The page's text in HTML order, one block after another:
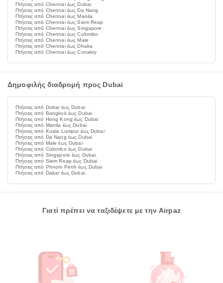
Πτήσεις από Chennai έως Dubai
Πτήσεις από Chennai έως Da Nang
Πτήσεις από Chennai έως Manila
Πτήσεις από Chennai έως Siem Reap
Πτήσεις από Chennai έως Singapore
Πτήσεις από Chennai έως Colombo
Πτήσεις από Chennai έως Male
Πτήσεις από Chennai έως Dhaka
Πτήσεις από Chennai έως Conakry
Δημοφιλής διαδρομή προς Dubai
Πτήσεις από Dubai έως Dubai
Πτήσεις από Bangkok έως Dubai
Πτήσεις από Hong Kong έως Dubai
Πτήσεις από Manila έως Dubai
Πτήσεις από Kuala Lumpur έως Dubai
Πτήσεις από Da Nang έως Dubai
Πτήσεις από Male έως Dubai
Πτήσεις από Colombo έως Dubai
Πτήσεις από Singapore έως Dubai
Πτήσεις από Siem Reap έως Dubai
Πτήσεις από Phnom Penh έως Dubai
Πτήσεις από Dakar έως Dubai
Γιατί πρέπει να ταξιδέψετε με την Airpaz